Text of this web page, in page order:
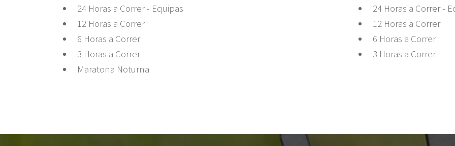
24 Horas a Correr - Equipas
12 Horas a Correr
6 Horas a Correr
3 Horas a Correr
Maratona Noturna
24 Horas a Correr -
12 Horas a Correr
6 Horas a Correr
3 Horas a Correr